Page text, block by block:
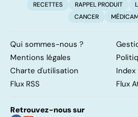
RECETTES RAPPEL PRODUIT
CANCER
Qui sommes-nous ?
Mentions légales
Charte d'utilisation
Flux RSS
Flux
Retrouvez-nous sur